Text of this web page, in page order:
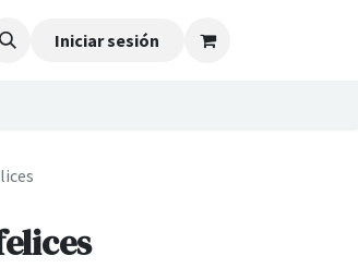
Iniciar sesión